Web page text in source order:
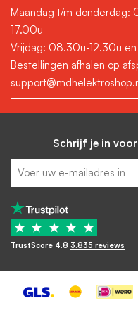
Daarnaast is de
waardoor u gegarandeerd
Maandag t/m donderdag:
17.00u
Vrijdag: 08.30u-12.30u
Bestellingen afhalen op
Schrijf je in
★ ★ ★ ★ ★
TrustScore 4.8 3.835 reviews